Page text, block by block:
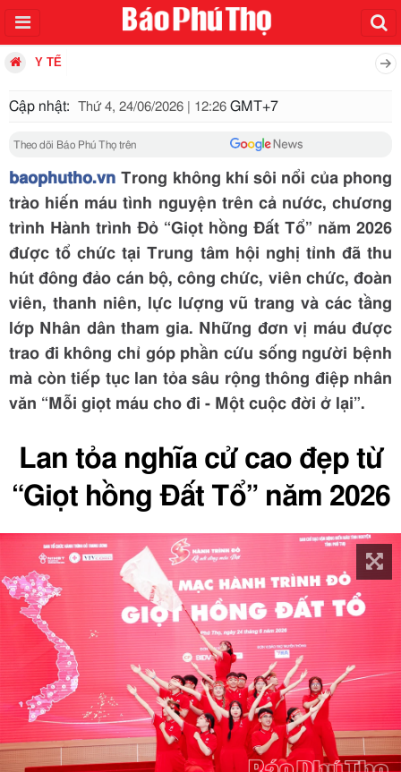
Y TẾ
Cập nhật: Thứ 4, 24/06/2026 | 12:26 GMT+7
Theo dõi Báo Phú Thọ trên
baophutho.vn Trong không khí sôi nổi của phong
trào hiến máu tình nguyện trên cả nước, chương
trình Hành trình Đỏ “Giọt hồng Đất Tổ” năm 2026
được tổ chức tại Trung tâm hội nghị tỉnh đã thu
hút đông đảo cán bộ, công chức, viên chức, đoàn
viên, thanh niên, lực lượng vũ trang và các tầng
lớp Nhân dân tham gia. Những đơn vị máu được
trao đi không chỉ góp phần cứu sống người bệnh
mà còn tiếp tục lan tỏa sâu rộng thông điệp nhân
văn “Mỗi giọt máu cho đi - Một cuộc đời ở lại”.
Lan tỏa nghĩa cử cao đẹp từ
“Giọt hồng Đất Tổ” năm 2026